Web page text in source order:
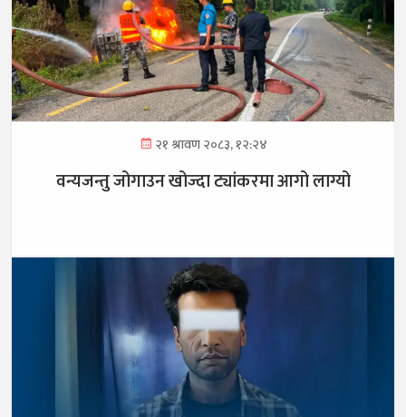
२१ श्रावण २०८३, १२:२४
वन्यजन्तु जोगाउन खोज्दा ट्यांकरमा आगो लाग्यो